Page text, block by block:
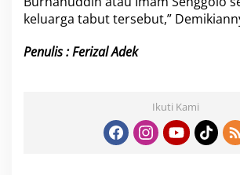
keluarga tabut tersebut,”
Penulis : Ferizal Adek
Ikuti Kami